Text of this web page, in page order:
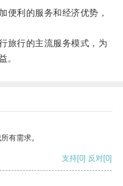
利的服务和经济优势，
行的主流服务模式，为
。
有需求。
支持[0] 反对[0]